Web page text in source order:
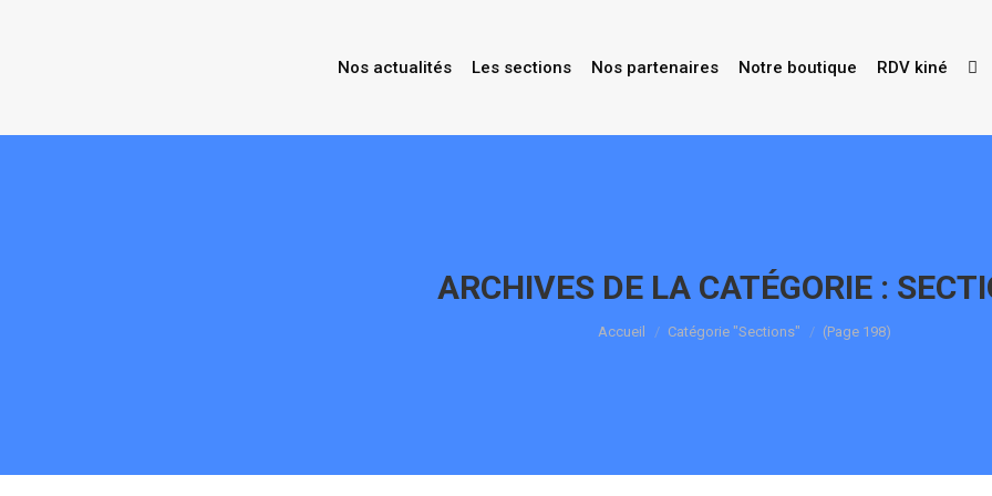
Nos actualités Les sections Nos partenaires Notre boutique RDV kiné
ARCHIVES DE LA CATÉGORIE :
Vous êtes ici :
Accueil Catégorie "Sections" (Page 198)